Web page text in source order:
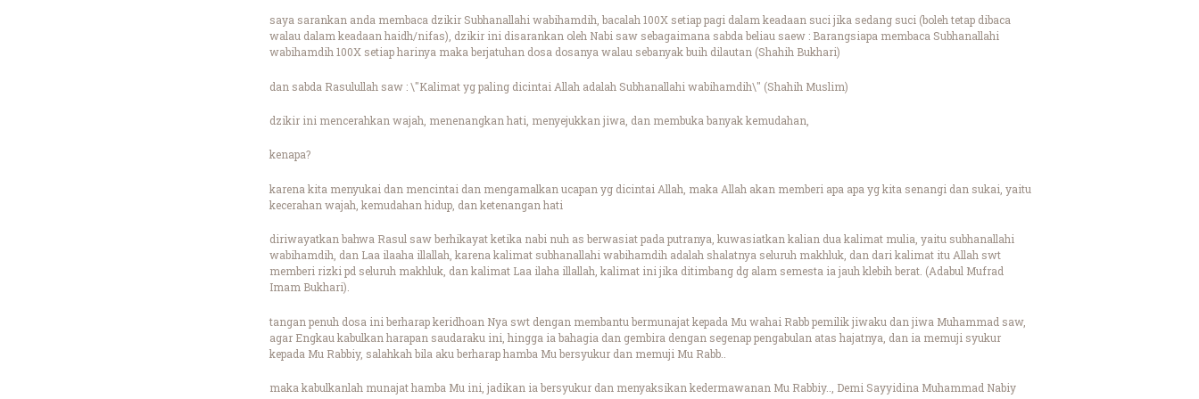
saya sarankan anda membaca dzikir Subhanallahi wabihamdih, bacalah 100X setiap pagi dalam keadaan suci jika sedang suci (boleh tetap dibaca
walau dalam keadaan haidh/nifas), dzikir ini disarankan oleh Nabi saw sebagaimana sabda beliau saew : Barangsiapa membaca Subhanallahi
wabihamdih 100X setiap harinya maka berjatuhan dosa dosanya walau sebanyak buih dilautan (Shahih Bukhari)
dan sabda Rasulullah saw : \"Kalimat yg paling dicintai Allah adalah Subhanallahi wabihamdih\" (Shahih Muslim)
dzikir ini mencerahkan wajah, menenangkan hati, menyejukkan jiwa, dan membuka banyak kemudahan,
kenapa?
karena kita menyukai dan mencintai dan mengamalkan ucapan yg dicintai Allah, maka Allah akan memberi apa apa yg kita senangi dan sukai, yaitu
kecerahan wajah, kemudahan hidup, dan ketenangan hati
diriwayatkan bahwa Rasul saw berhikayat ketika nabi nuh as berwasiat pada putranya, kuwasiatkan kalian dua kalimat mulia, yaitu subhanallahi
wabihamdih, dan Laa ilaaha illallah, karena kalimat subhanallahi wabihamdih adalah shalatnya seluruh makhluk, dan dari kalimat itu Allah swt
memberi rizki pd seluruh makhluk, dan kalimat Laa ilaha illallah, kalimat ini jika ditimbang dg alam semesta ia jauh klebih berat. (Adabul Mufrad
Imam Bukhari).
tangan penuh dosa ini berharap keridhoan Nya swt dengan membantu bermunajat kepada Mu wahai Rabb pemilik jiwaku dan jiwa Muhammad saw,
agar Engkau kabulkan harapan saudaraku ini, hingga ia bahagia dan gembira dengan segenap pengabulan atas hajatnya, dan ia memuji syukur
kepada Mu Rabbiy, salahkah bila aku berharap hamba Mu bersyukur dan memuji Mu Rabb..
maka kabulkanlah munajat hamba Mu ini, jadikan ia bersyukur dan menyaksikan kedermawanan Mu Rabbiy.., Demi Sayyidina Muhammad Nabiy